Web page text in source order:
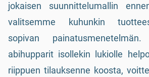
jokaisen suunnittelumallin
valitsemme kuhunkin
sopivan
abihupparit isollekin lukiolle
riippuen tilauksenne koosta,